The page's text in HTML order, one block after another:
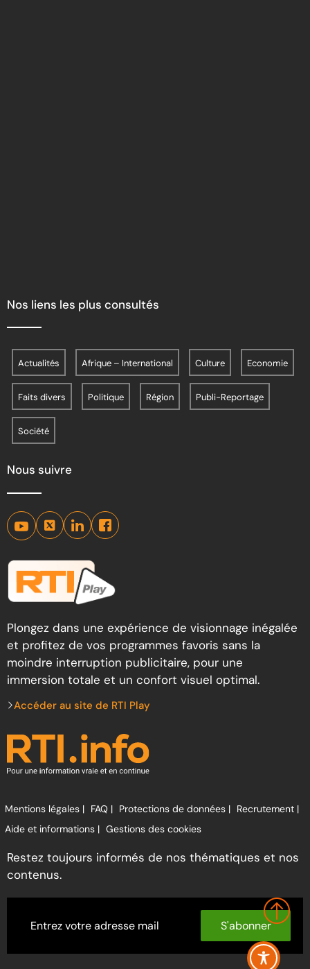
Nos liens les plus consultés
Actualités Afrique – International Culture Economie
Faits divers Politique Région Publi-Reportage
Société
Nous suivre
Plongez dans une expérience de visionnage inégalée
et profitez de vos programmes favoris sans la
moindre interruption publicitaire, pour une
immersion totale et un confort visuel optimal.
Accéder au site de RTI Play
Mentions légales | FAQ | Protections de données | Recrutement |
Aide et informations | Gestions des cookies
Restez toujours informés de nos thématiques et nos
contenus.
S'abonner